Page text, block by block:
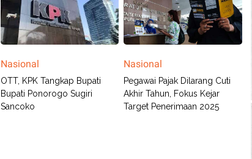
Nasional
OTT, KPK Tangkap Bupati
Bupati Ponorogo Sugiri
Sancoko
Nasional
Pegawai Pajak Dilarang Cuti
Akhir Tahun, Fokus Kejar
Target Penerimaan 2025